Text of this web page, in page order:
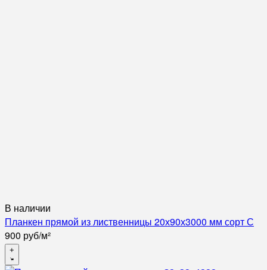
В наличии
Планкен прямой из лиственницы 20х90х3000 мм сорт С
900 руб/м²
+